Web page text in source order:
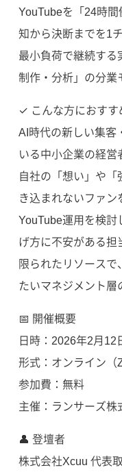
YouTubeを「24時
知から決断までを1
最小負荷で継続する
制作・分析」の分業
✓ こんな方におすす
AI時代の新しい集客
いる中小企業の経営
自社の「想い」や「
き込まれないファン
YouTube運用を検討
げ方に不安がある担
限られたリソース
たいマネジメント層
📅 開催概要
日時：2026年2月12
形式：オンライン（
参加費：無料
主催：ランサーズ株
👤 登壇者
株式会社Xcuu 代表